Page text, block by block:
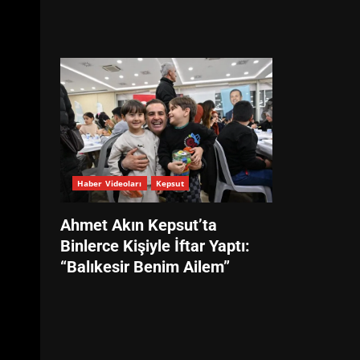
Haber Videoları Kepsut
Ahmet Akın Kepsut’ta
Binlerce Kişiyle İftar Yaptı:
“Balıkesir Benim Ailem”